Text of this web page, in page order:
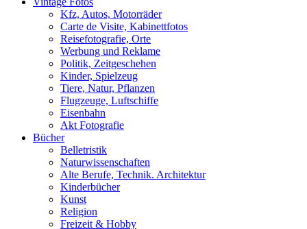
Kfz, Autos, Motorräder
Carte de Visite, Kabinettfotos
Reisefotografie, Orte
Werbung und Reklame
Politik, Zeitgeschehen
Kinder, Spielzeug
Tiere, Natur, Pflanzen
Flugzeuge, Luftschiffe
Eisenbahn
Akt Fotografie
Bücher
Belletristik
Naturwissenschaften
Alte Berufe, Technik. Architektur
Kinderbücher
Kunst
Religion
Freizeit & Hobby